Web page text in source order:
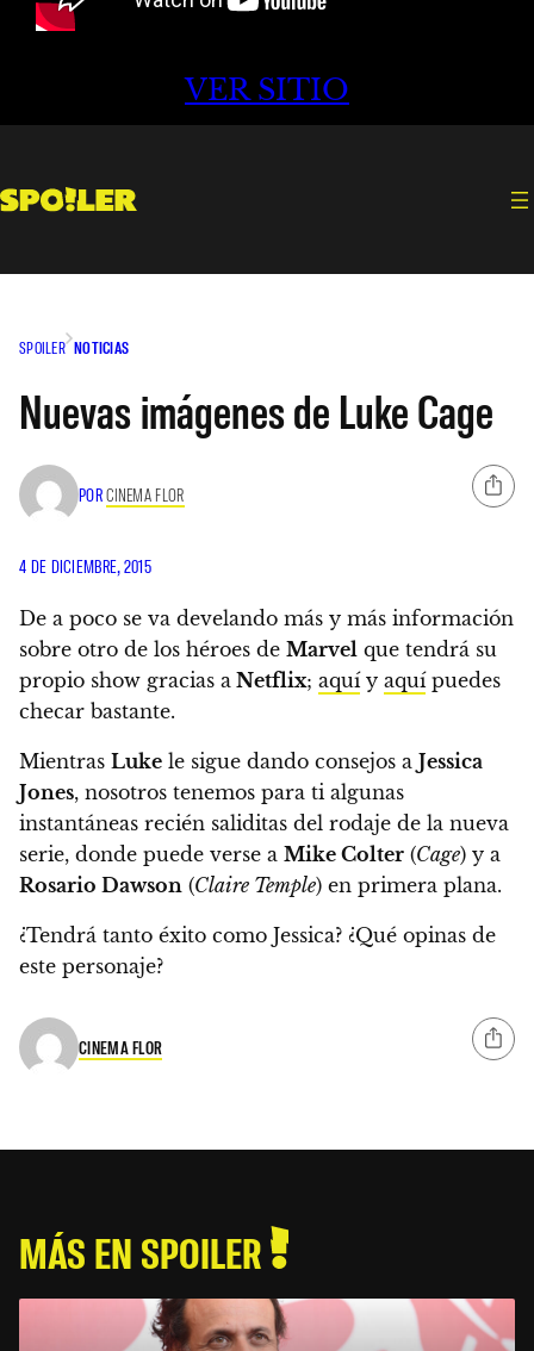
VER SITIO
SPOILER NOTICIAS
Nuevas imágenes de Luke Cage
PORCINEMA FLOR
4 DE DICIEMBRE, 2015
De a poco se va develando más y más información
sobre otro de los héroes de Marvel que tendrá su
propio show gracias a Netflix; aquíy aquípuedes
checar bastante.
Mientras Luke le sigue dando consejos a Jessica
Jones, nosotros tenemos para ti algunas
instantáneas recién saliditas del rodaje de la nueva
serie, donde puede verse a Mike Colter (Cage) y a
Rosario Dawson (Claire Temple) en primera plana.
¿Tendrá tanto éxito como Jessica? ¿Qué opinas de
este personaje?
CINEMA FLOR
MÁS EN SPOILER